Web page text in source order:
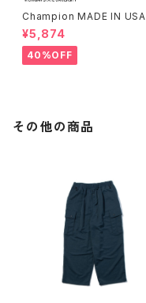
Champion MADE IN USA T1
011 SHORT SLEEVE T-SHIR
T
¥5,874
40%OFF
その他の商品